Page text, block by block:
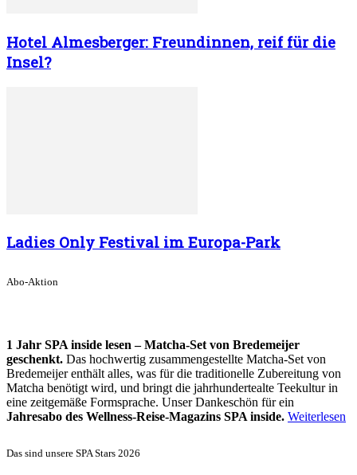
Hotel Almesberger: Freundinnen, reif für die
Insel?
Ladies Only Festival im Europa-Park
Abo-Aktion
1 Jahr SPA inside lesen – Matcha-Set von Bredemeijer
geschenkt. Das hochwertig zusammengestellte Matcha-Set von
Bredemeijer enthält alles, was für die traditionelle Zubereitung von
Matcha benötigt wird, und bringt die jahrhundertealte Teekultur in
eine zeitgemäße Formsprache. Unser Dankeschön für ein
Jahresabo des Wellness-Reise-Magazins SPA inside. Weiterlesen
Das sind unsere SPA Stars 2026